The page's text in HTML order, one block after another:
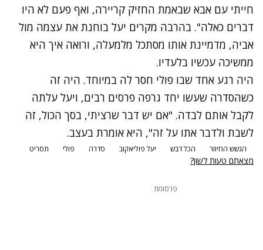
חייתי עם אבא שבאמת החזיק קריירה, ואף פעם לא היו
דברים כאלה". בהרבה מקרים יעל בוחנת את עצמה מול
אביה, מדמיינת אותו מסתכל מלמעלה, ורואה איך היא
ממשיכה עכשיו בלעדיו.
היה רגע אחד שבו פולי חסר לה במיוחד. היה זה
כשהסדרה שעשו יחד גרפה פרסים רבים, ויעל עלתה
לקבל אותם לבדה. "אם יש דבר שרציתי, בסך הכול, זה
לשבת ולדבר אתו על זה", היא אומרת בעצב.
הגשש החיוור הכל דבש יעל פוליאקוב סדרה פולי תסריט
מצאתם טעות לשון?
פרסומת